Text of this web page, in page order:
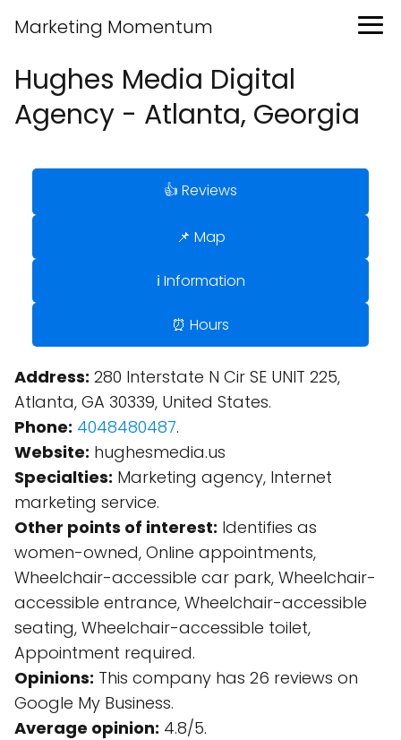
Marketing Momentum
Hughes Media Digital
Agency - Atlanta, Georgia
👍 Reviews
📌 Map
ℹ️ Information
⏰ Hours
Address: 280 Interstate N Cir SE UNIT 225,
Atlanta, GA 30339, United States.
Phone: 4048480487.
Website: hughesmedia.us
Specialties: Marketing agency, Internet
marketing service.
Other points of interest: Identifies as
women-owned, Online appointments,
Wheelchair-accessible car park, Wheelchair-
accessible entrance, Wheelchair-accessible
seating, Wheelchair-accessible toilet,
Appointment required.
Opinions: This company has 26 reviews on
Google My Business.
Average opinion: 4.8/5.